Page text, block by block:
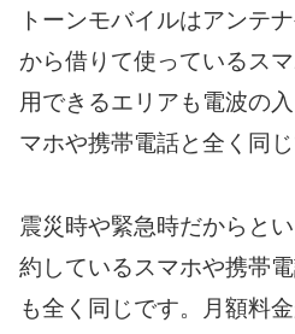
トーンモバイルはアンテ
から借りて使っているス
用できるエリアも電波の
マホや携帯電話と全く同じ
震災時や緊急時だからと
約しているスマホや携帯
も全く同じです。月額料